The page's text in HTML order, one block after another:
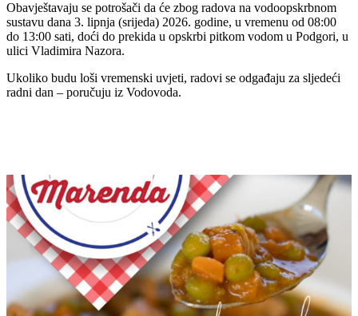
Obavještavaju se potrošači da će zbog radova na vodoopskrbnom
sustavu dana 3. lipnja (srijeda) 2026. godine, u vremenu od 08:00
do 13:00 sati, doći do prekida u opskrbi pitkom vodom u Podgori, u
ulici Vladimira Nazora.
Ukoliko budu loši vremenski uvjeti, radovi se odgađaju za sljedeći
radni dan – poručuju iz Vodovoda.